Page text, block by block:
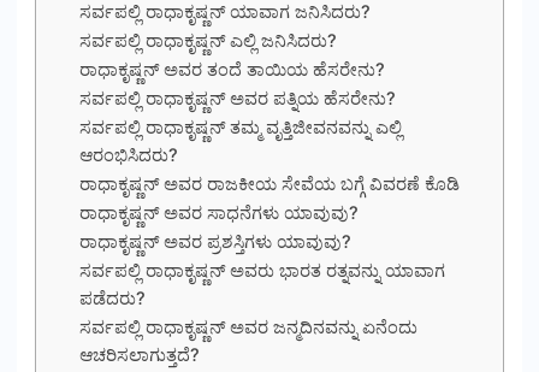
ಸರ್ವಪಲ್ಲಿ ರಾಧಾಕೃಷ್ಣನ್ ಯಾವಾಗ ಜನಿಸಿದರು?
ಸರ್ವಪಲ್ಲಿ ರಾಧಾಕೃಷ್ಣನ್ ಎಲ್ಲಿ ಜನಿಸಿದರು?
ರಾಧಾಕೃಷ್ಣನ್ ಅವರ ತಂದೆ ತಾಯಿಯ ಹೆಸರೇನು?
ಸರ್ವಪಲ್ಲಿ ರಾಧಾಕೃಷ್ಣನ್ ಅವರ ಪತ್ನಿಯ ಹೆಸರೇನು?
ಸರ್ವಪಲ್ಲಿ ರಾಧಾಕೃಷ್ಣನ್ ತಮ್ಮ ವೃತ್ತಿಜೀವನವನ್ನು ಎಲ್ಲಿ
ಆರಂಭಿಸಿದರು?
ರಾಧಾಕೃಷ್ಣನ್ ಅವರ ರಾಜಕೀಯ ಸೇವೆಯ ಬಗ್ಗೆ ವಿವರಣೆ ಕೊಡಿ
ರಾಧಾಕೃಷ್ಣನ್ ಅವರ ಸಾಧನೆಗಳು ಯಾವುವು?
ರಾಧಾಕೃಷ್ಣನ್ ಅವರ ಪ್ರಶಸ್ತಿಗಳು ಯಾವುವು?
ಸರ್ವಪಲ್ಲಿ ರಾಧಾಕೃಷ್ಣನ್ ಅವರು ಭಾರತ ರತ್ನವನ್ನು ಯಾವಾಗ
ಪಡೆದರು?
ಸರ್ವಪಲ್ಲಿ ರಾಧಾಕೃಷ್ಣನ್ ಅವರ ಜನ್ಮದಿನವನ್ನು ಏನೆಂದು
ಆಚರಿಸಲಾಗುತ್ತದೆ?